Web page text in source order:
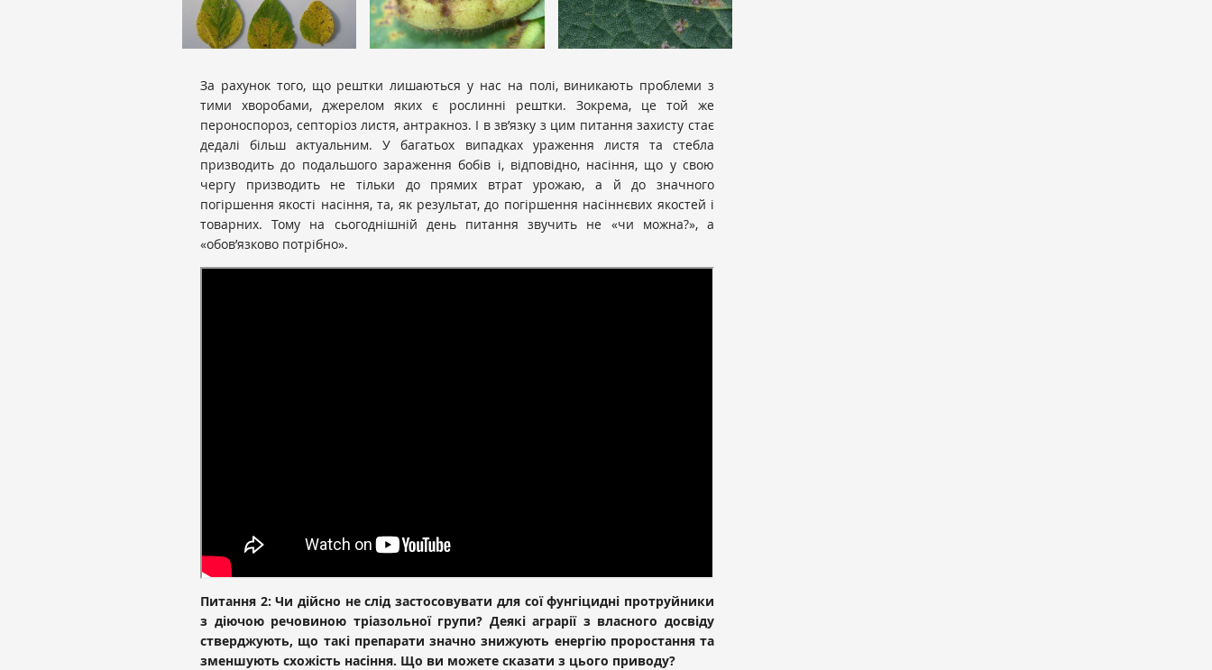
За рахунок того, що рештки лишаються у нас на полі, виникають проблеми з
тими хворобами, джерелом яких є рослинні рештки. Зокрема, це той же
пероноспороз, септоріоз листя, антракноз. І в зв’язку з цим питання захисту стає
дедалі більш актуальним. У багатьох випадках ураження листя та стебла
призводить до подальшого зараження бобів і, відповідно, насіння, що у свою
чергу призводить не тільки до прямих втрат урожаю, а й до значного
погіршення якості насіння, та, як результат, до погіршення насіннєвих якостей і
товарних. Тому на сьогоднішній день питання звучить не «чи можна?», а
«обов’язково потрібно».
Питання 2: Чи дійсно не слід застосовувати для сої фунгіцидні протруйники
з діючою речовиною тріазольної групи? Деякі аграрії з власного досвіду
стверджують, що такі препарати значно знижують енергію проростання та
зменшують схожість насіння. Що ви можете сказати з цього приводу?